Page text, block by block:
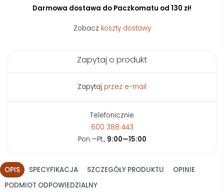
Darmowa dostawa do Paczkomatu od 130 zł!
Zobacz koszty dostawy
Zapytaj o produkt
Zapytaj przez e-mail
Telefonicznie
600 388 443
Pon.—Pt., 9:00—15:00
OPIS SPECYFIKACJA SZCZEGÓŁY PRODUKTU
OPINIE
PODMIOT ODPOWIEDZIALNY